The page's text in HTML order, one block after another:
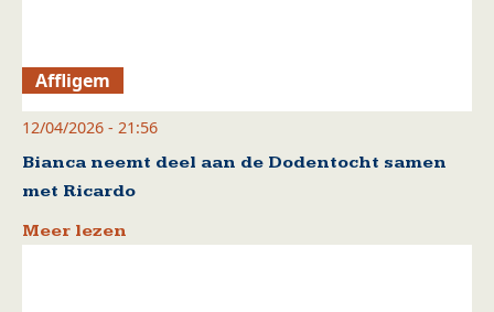
Affligem
12/04/2026 - 21:56
Bianca neemt deel aan de Dodentocht samen
met Ricardo
Meer lezen